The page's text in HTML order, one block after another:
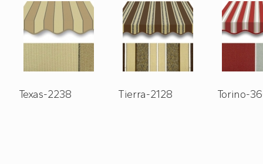
Texas-2238 Tierra-2128 Torino-